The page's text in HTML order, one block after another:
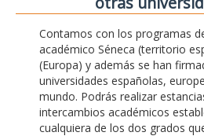
Contamos con los programas
académico Séneca (territorio
(Europa) y además se han
universidades españolas,
mundo. Podrás realizar
intercambios académicos
cualquiera de los dos grados